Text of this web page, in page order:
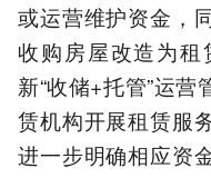
或运营维护资金，
收购房屋改造为
新“收储+托管”运
赁机构开展租赁服
进一步明确相应资